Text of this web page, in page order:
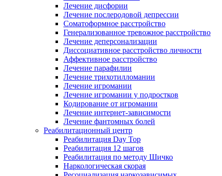
Лечение дисфории
Лечение послеродовой депрессии
Соматоформное расстройство
Генерализованное тревожное расстройство
Лечение деперсонализации
Диссоциативное расстройство личности
Аффективное расстройство
Лечение парафилии
Лечение трихотилломании
Лечение игромании
Лечение игромании у подростков
Кодирование от игромании
Лечение интернет-зависимости
Лечение фантомных болей
Реабилитационный центр
Реабилитация Day Top
Реабилитация 12 шагов
Реабилитация по методу Шичко
Наркологическая скорая